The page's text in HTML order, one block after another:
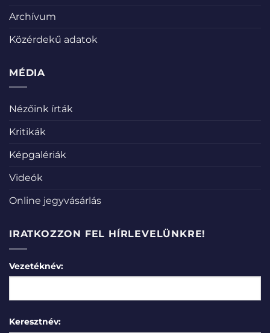
Archívum
Közérdekű adatok
MÉDIA
Nézőink írták
Kritikák
Képgalériák
Videók
Online jegyvásárlás
IRATKOZZON FEL HÍRLEVELÜNKRE!
Vezetéknév:
Keresztnév: